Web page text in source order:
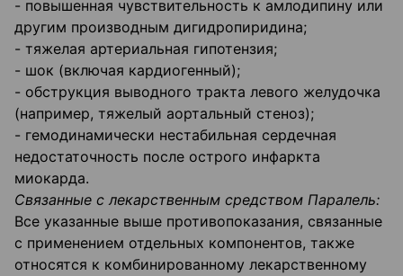
- повышенная чувствительность к амлодипину или
другим производным дигидропиридина;
- тяжелая артериальная гипотензия;
- шок (включая кардиогенный);
- обструкция выводного тракта левого желудочка
(например, тяжелый аортальный стеноз);
- гемодинамически нестабильная сердечная
недостаточность после острого инфаркта
миокарда.
Связанные с лекарственным средством Паралель:
Все указанные выше противопоказания, связанные
с применением отдельных компонентов, также
относятся к комбинированному лекарственному